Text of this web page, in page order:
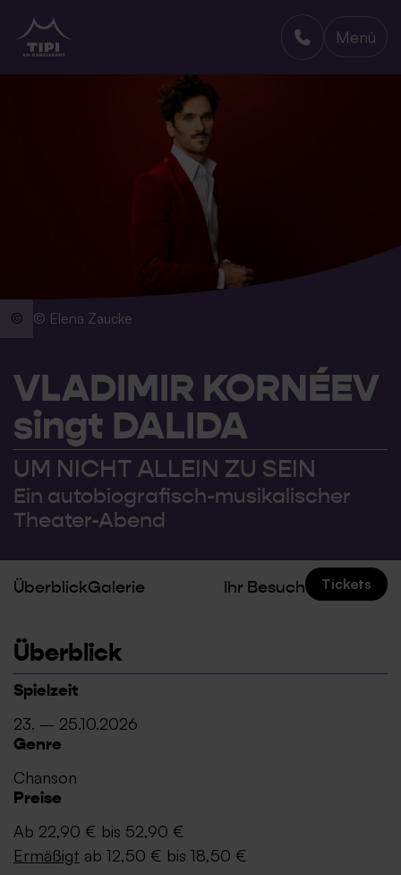
TIPI AM KANZLERAMT
Menü
© Elena Zaucke
VLADIMIR KORNÉEV
singt DALIDA
UM NICHT ALLEIN ZU SEIN
Ein autobiografisch-musikalischer
Theater-Abend
ÜberblickGalerie Ihr Besuch Tickets
Überblick
Spielzeit
23. – 25.10.2026
Genre
Chanson
Preise
Ab 22,90 € bis 52,90 €
Ermäßigt ab 12,50 € bis 18,50 €